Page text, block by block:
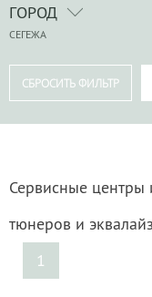
ГОРОД
СЕГЕЖА
Сервисные центры
тюнеров и
1